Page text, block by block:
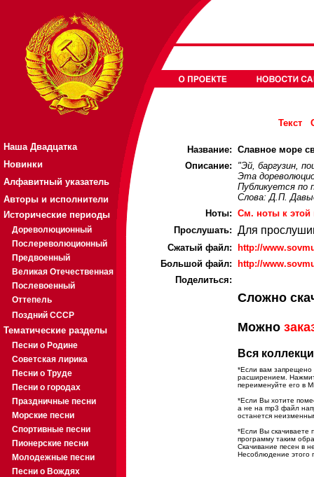
Наша Двадцатка
Новинки
Алфавитный указатель
Авторы и исполнители
Исторические периоды
Дореволюционный
Послереволюционный
Предвоенный
Великая Отечественная
Послевоенный
Оттепель
Поздний СССР
Тематические разделы
Песни о Родине
Советская лирика
Песни о Труде
Песни о городах
Праздничные песни
Морские песни
Спортивные песни
Пионерские песни
Молодежные песни
Песни о Вождях
Текст
Название: Славное море
Описание:
"Эй, баргузин,
Эта
Публикуется по
Слова: Д.П.
Ноты: Cм. ноты к этой
Прослушать: Для
Cжатый файл:
http://
Большой файл:
http://
Поделиться:
Сложно
Можно
Вся
*Если вам запрещено
расширением.
переименуйте его в
*Если Вы хотите
а не на mp3 файл
останется
*Если Вы скачиваете
программу таким
Скачивание песен в
Несоблюдение этого